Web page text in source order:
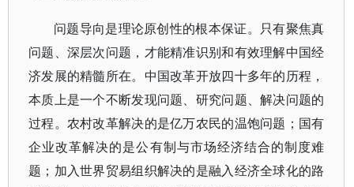
问题导向是理论原创性的根本保证。只有聚焦真
问题、深层次问题，才能精准识别和有效理解中国经
济发展的精髓所在。中国改革开放四十多年的历程，
本质上是一个不断发现问题、研究问题、解决问题的
过程。农村改革解决的是亿万农民的温饱问题；国有
企业改革解决的是公有制与市场经济结合的制度难
题；加入世界贸易组织解决的是融入经济全球化的路